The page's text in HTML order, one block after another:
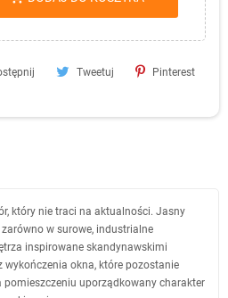
Tweetuj Pinterest
który nie traci na aktualności. Jasny
w surowe, industrialne
inspirowane skandynawskimi
okna, które pozostanie
pomieszczeniu uporządkowany charakter